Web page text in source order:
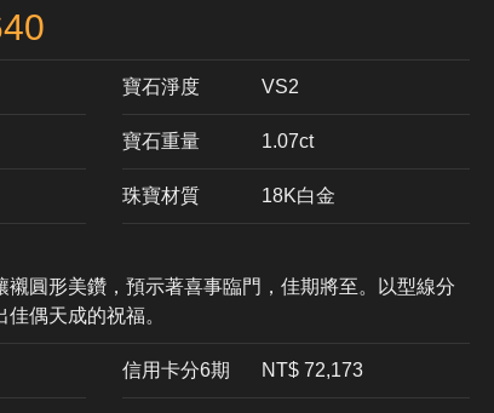
寶石淨度 VS2
寶石重量 1.07ct
珠寶材質 18K白金
圓形美鑽，預示著喜事臨門，佳期將至。以型線分
偶天成的祝福。
信用卡分6期 NT$ 72,173